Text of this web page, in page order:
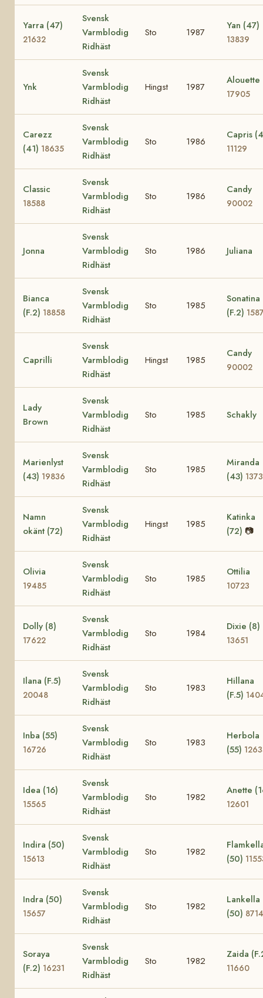
Yarra (47)
21632
Svensk
Varmblodig
Ridhäst
Sto 1987
Yan (47)
13839
Ynk
Svensk
Varmblodig
Ridhäst
Hingst 1987
Alouette
17905
Carezz
(41) 18635
Svensk
Varmblodig
Ridhäst
Sto 1986
Capris
11129
Classic
18588
Svensk
Varmblodig
Ridhäst
Sto 1986
Candy
90002
Jonna
Svensk
Varmblodig
Ridhäst
Sto 1986 Juliana
Bianca
(F.2) 18858
Svensk
Varmblodig
Ridhäst
Sto 1985
Sonatina
(F.2)
Caprilli
Svensk
Varmblodig
Ridhäst
Hingst 1985
Candy
90002
Lady
Brown
Svensk
Varmblodig
Ridhäst
Sto 1985 Schakly
Marienlyst
(43) 19836
Svensk
Varmblodig
Ridhäst
Sto 1985
Miranda
(43)
Namn
okänt (72)
Svensk
Varmblodig
Ridhäst
Hingst 1985
Katinka
(72) 📷
Olivia
19485
Svensk
Varmblodig
Ridhäst
Sto 1985
Ottilia
10723
Dolly (8)
17622
Svensk
Varmblodig
Ridhäst
Sto 1984
Dixie (8)
13651
Ilana (F.5)
20048
Svensk
Varmblodig
Ridhäst
Sto 1983
Hillana
(F.5)
Inba (55)
16726
Svensk
Varmblodig
Ridhäst
Sto 1983
Herbola
(55)
Idea (16)
15565
Svensk
Varmblodig
Ridhäst
Sto 1982
Anette
12601
Indira (50)
15613
Svensk
Varmblodig
Ridhäst
Sto 1982
(50)
Indra (50)
15657
Svensk
Varmblodig
Ridhäst
Sto 1982
Lankella
(50) 8714
Soraya
(F.2) 16231
Svensk
Varmblodig
Ridhäst
Sto 1982
Zaida
11660